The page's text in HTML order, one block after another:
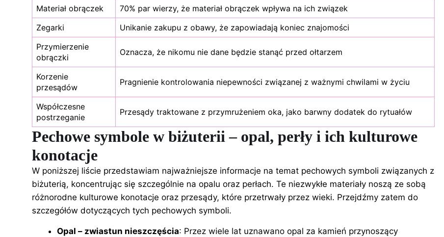
Materiał obrączek
70% par wierzy, że materiał obrączek wpływa na ich związek
Zegarki
Unikanie zakupu z obawy, że zapowiadają koniec znajomości
Przymierzenie
obrączki
Oznacza, że nikomu nie dane będzie stanąć przed ołtarzem
Korzenie
przesądów
Pragnienie kontrolowania niepewności związanej z ważnymi chwilami w życiu
Współczesne
postrzeganie
Przesądy traktowane z przymrużeniem oka, jako barwny dodatek do rytuałów
Pechowe symbole w biżuterii – opal, perły i ich kulturowe
konotacje
W poniższej liście przedstawiam najważniejsze informacje na temat pechowych symboli związanych z
biżuterią, koncentrując się szczególnie na opalu oraz perłach. Te niezwykłe materiały noszą ze sobą
różnorodne kulturowe konotacje oraz przesądy, które przetrwały przez wieki. Przejdźmy zatem do
szczegółów dotyczących tych pechowych symboli.
Opal – zwiastun nieszczęścia: Przez wiele lat uznawano opal za kamień przynoszący